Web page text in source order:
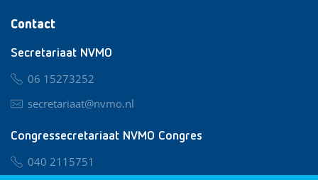
Contact
Secretariaat NVMO
06 15273252
secretariaat@nvmo.nl
Congressecretariaat NVMO Congres
040 2115751